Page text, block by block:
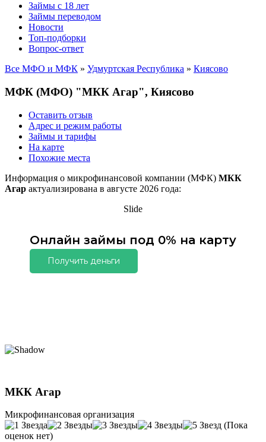
Займы с 18 лет
Займы переводом
Новости
Топ-подборки
Вопрос-ответ
Все МФО и МФК » Удмуртская Республика » Киясово
МФК (МФО) "МКК Агар", Киясово
Оставить отзыв
Адрес и режим работы
Займы и тарифы
На карте
Похожие места
Информация о микрофинансовой компании (МФК) МКК
Агар актуализирована в августе 2026 года:
Slide
Онлайн займы под 0% на карту
Получить деньги
МКК Агар
Микрофинансовая организация
(Пока
оценок нет)